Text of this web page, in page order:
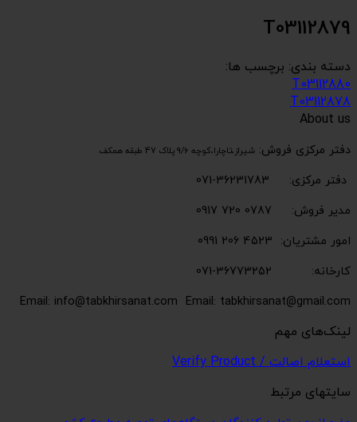
T03112879
دسته بندی: برچسب ها:
T03112880
T03112878
About us
دفتر مرکزی فروش: شیراز،تاچارا،کوچه 9/6 پلاک 47 طبقه همکف
دفتر مرکزی: 36231783-071
مدیر فروش: 0787 720 0917
امور مشتریان: 4523 206 0991
کارخانه: 36773252-071
Email: info@tabkhirsanat.com Email: tabkhirsanat@gmail.com
لینک‌های مهم
استعلام اصالت / Verify Product
سایتهای مرتبط